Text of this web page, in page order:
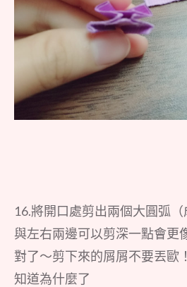
16.將開口處剪出兩個大圓弧
與左右兩邊可以剪深一點會更
對了～剪下來的屑屑不要丟歐
知道為什麼了